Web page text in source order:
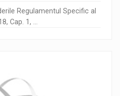
Regulamentul Specific al
Cap. 1, ...